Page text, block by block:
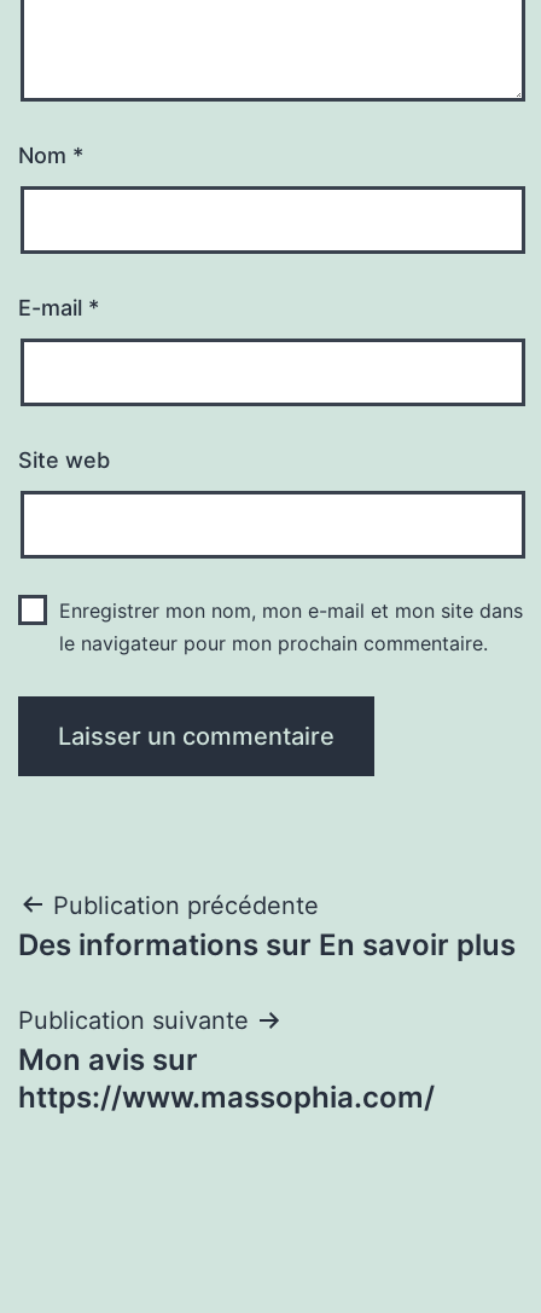
Nom *
E-mail *
Site web
Enregistrer mon nom, mon e-mail et mon site dans
le navigateur pour mon prochain commentaire.
Navigation
de
l’article
Publication précédente
Des informations sur En savoir plus
Publication suivante
Mon avis sur
https://www.massophia.com/